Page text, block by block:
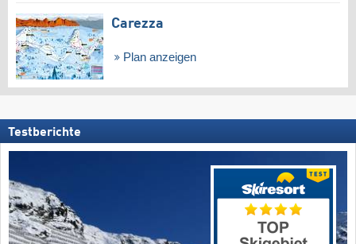
Carezza
Plan anzeigen
Testberichte